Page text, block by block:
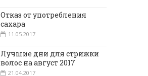
Отказ от употребления
сахара
11.05.2017
Лучшие дни для стрижки
волос на август 2017
21.04.2017